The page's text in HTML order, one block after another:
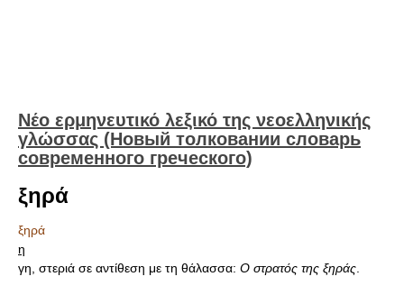
Νέο ερμηνευτικό λεξικό της νεοελληνικής
γλώσσας (Новый толковании словарь
современного греческого)
ξηρά
ξηρά
η
γη, στεριά σε αντίθεση με τη θάλασσα: Ο στρατός της ξηράς